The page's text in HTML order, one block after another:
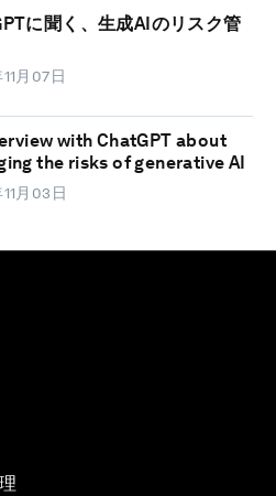
に聞く、生成AIのリスク管
月07日
with ChatGPT about
the risks of generative AI
月03日